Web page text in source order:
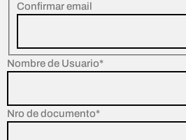
Confirmar email
Nombre de Usuario*
Nro de documento*